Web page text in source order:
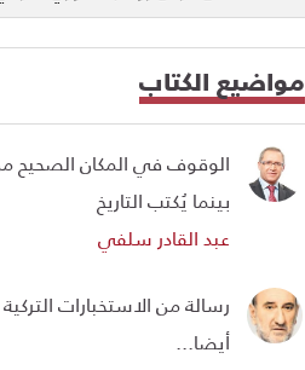
مواضيع الكتاب
الوقوف في المكان الصحيح
بينما يُكتب التاريخ
عبد القادر سلفي
أيضا...